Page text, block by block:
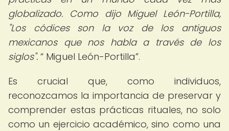
globalizado. Como dijo Miguel León-Portilla,
"Los códices son la voz de los antiguos
mexicanos que nos habla a través de los
siglos".
Miguel León-Portilla .
Es crucial que, como individuos,
reconozcamos la importancia de preservar y
comprender estas prácticas rituales, no solo
como un ejercicio académico, sino como una